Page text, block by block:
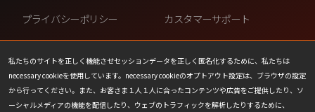
私たちのサイトを正しく機能させセッションデータを正しく匿名化するために、私たちは
necessary cookieを使用しています。necessary cookieのオプトアウト設定は、ブラウザの設定
から行ってください。また、お客さま１人１人に合ったコンテンツや広告をご提供したり、ソ
ーシャルメディアの機能を配信したり、ウェブのトラフィックを解析したりするために、
プライバシーポリシー
カスタマーサポート
ファンコンテンツ・ポリシー
個人情報の販売や共有を許可し
ない
COOKIE
プレスリリース